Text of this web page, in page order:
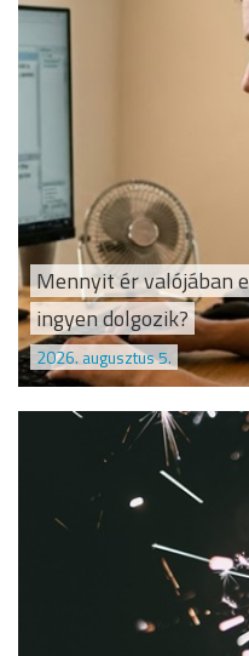
Mennyit ér valójában
ingyen dolgozik?
2026. augusztus 5.